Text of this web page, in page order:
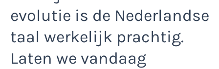
evolutie is de Nederlandse
taal werkelijk prachtig.
Laten we vandaag